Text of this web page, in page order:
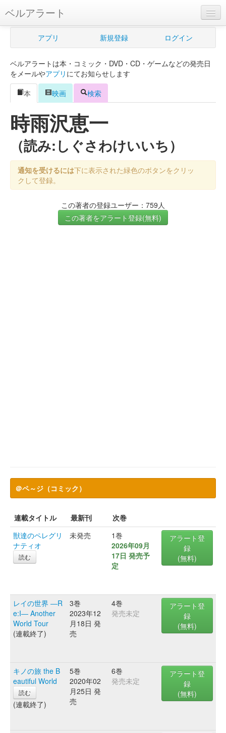
ベルアラート
ベルアラートとは
新規登録
ログイン
Myカレンダー
購入管理
Myシェルフ
プレミアム
アプリ 新規登録 ログイン
ベルアラートは本・コミック・DVD・CD・ゲームなどの発売日
をメールやアプリ にてお知らせします
本
映画 検索
時雨沢恵一
（読み:しぐさわけいいち）
通知を受けるには下に表示された緑色のボタンをクリッ
クして登録。
この著者の登録ユーザー：759人
この著者をアラート登録(無料)
＠ペ～ジ（コミック）
連載タイトル 最新刊
次巻
獣達のペレグリ
ナティオ
読む
未発売
1巻
2026年09月
17日 発売予
定
アラート登
録
(無料)
レイの世界 ―R
e:I― Another
World Tour
(連載終了)
3巻
2023年12
月18日 発
売
4巻
発売未定
アラート登
録
(無料)
キノの旅 the B
eautiful World
読む
(連載終了)
5巻
2020年02
月25日 発
売
6巻
発売未定
アラート登
録
(無料)